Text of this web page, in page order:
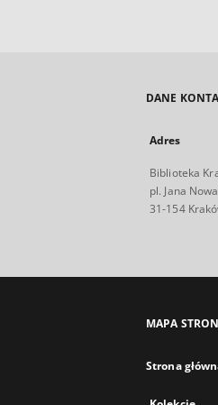
DANE
Adres
Biblioteka
pl. Jana
31-154
MAPA
Strona